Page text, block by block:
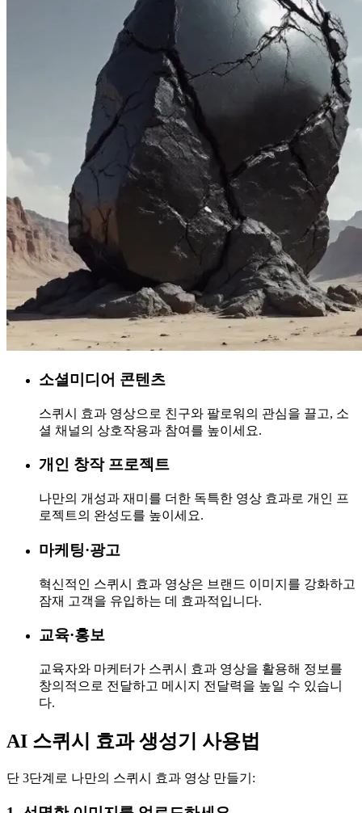
소셜미디어 콘텐츠
스퀴시 효과 영상으로 친구와 팔로워의 관심을 끌고, 소
셜 채널의 상호작용과 참여를 높이세요.
개인 창작 프로젝트
나만의 개성과 재미를 더한 독특한 영상 효과로 개인 프
로젝트의 완성도를 높이세요.
마케팅·광고
혁신적인 스퀴시 효과 영상은 브랜드 이미지를 강화하고
잠재 고객을 유입하는 데 효과적입니다.
교육·홍보
교육자와 마케터가 스퀴시 효과 영상을 활용해 정보를
창의적으로 전달하고 메시지 전달력을 높일 수 있습니
다.
AI 스퀴시 효과 생성기 사용법
단 3단계로 나만의 스퀴시 효과 영상 만들기: